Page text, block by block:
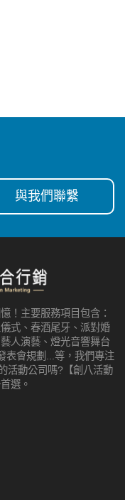
與我們聯繫
！主要服務項目包含：
式、春酒尾牙、派對婚
人演藝、燈光音響舞台
表會規劃...等，我們專注
活動公司嗎?【創八活動
選。